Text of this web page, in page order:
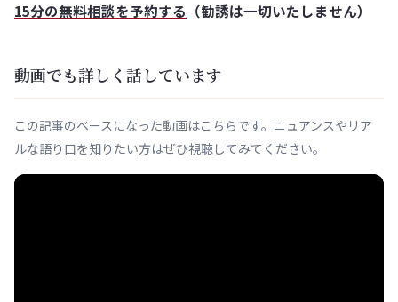
15分の無料相談を予約する （勧誘は一切いたしません）
動画でも詳しく話しています
この記事のベースになった動画はこちらです。ニュアンスやリア
ルな語り口を知りたい方はぜひ視聴してみてください。